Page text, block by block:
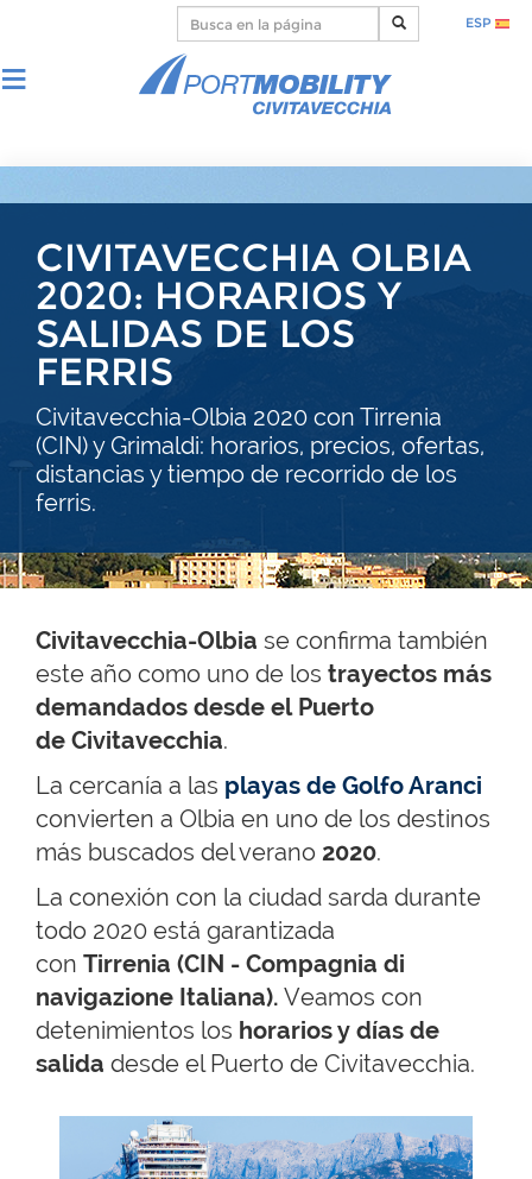
ESP
CIVITAVECCHIA OLBIA
2020: HORARIOS Y
SALIDAS DE LOS
FERRIS
Civitavecchia-Olbia 2020 con Tirrenia
(CIN) y Grimaldi: horarios, precios, ofertas,
distancias y tiempo de recorrido de los
ferris.
Civitavecchia-Olbia se confirma también
este año como uno de los trayectos más
demandados desde el Puerto
de Civitavecchia.
La cercanía a las playas de Golfo Aranci
convierten a Olbia en uno de los destinos
más buscados del verano 2020.
La conexión con la ciudad sarda durante
todo 2020 está garantizada
con Tirrenia (CIN - Compagnia di
navigazione Italiana). Veamos con
detenimientos los horarios y días de
salida desde el Puerto de Civitavecchia.